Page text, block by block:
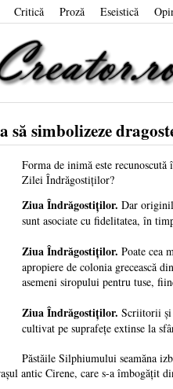
Critică Proză Eseistică
să simbolizeze
Forma de inimă este
Zilei Îndrăgostiţilor?
Ziua Îndrăgostiţilor. Dar
sunt asociate cu fidelitatea, în
Ziua Îndrăgostiţilor. Poate cea
apropiere de colonia grecească
asemeni siropului pentru tuse,
Ziua Îndrăgostiţilor. Scriitorii şi
cultivat pe suprafeţe extinse la
Păstăile Silphiumului seamăna
antic Cirene, care s-a îmbogăţit